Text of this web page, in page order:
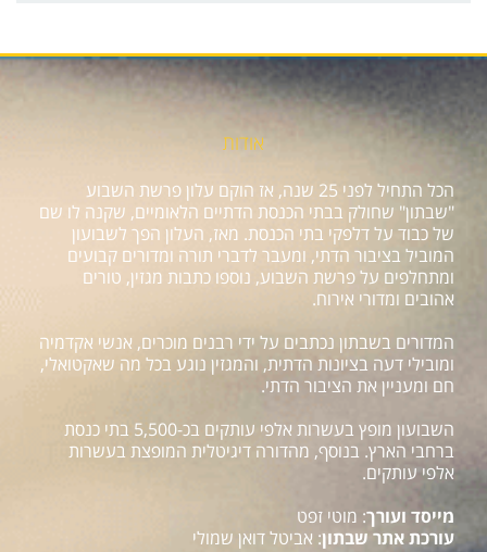
אודות
הכל התחיל לפני 25 שנה, אז הוקם עלון פרשת השבוע
"שבתון" שחולק בבתי הכנסת הדתיים הלאומיים, שקנה לו שם
של כבוד על דלפקי בתי הכנסת. מאז, העלון הפך לשבועון
המוביל בציבור הדתי, ומעבר לדברי תורה ומדורים קבועים
ומתחלפים על פרשת השבוע, נוספו כתבות מגזין, טורים
אהובים ומדורי אירוח.
המדורים בשבתון נכתבים על ידי רבנים מוכרים, אנשי אקדמיה
ומובילי דעה בציונות הדתית, והמגזין נוגע בכל מה שאקטואלי,
חם ומעניין את הציבור הדתי.
השבועון מופץ בעשרות אלפי עותקים בכ-5,500 בתי כנסת
ברחבי הארץ. בנוסף, מהדורה דיגיטלית המופצת בעשרות
אלפי עותקים.
מייסד ועורך: מוטי זפט
עורכת אתר שבתון: אביטל דואן שמולי